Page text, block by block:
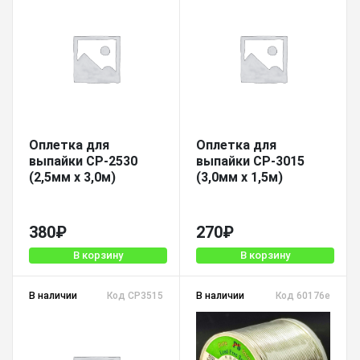
Оплетка для
выпайки CP-2530
(2,5мм х 3,0м)
380₽
В корзину
Оплетка для
выпайки CP-3015
(3,0мм х 1,5м)
270₽
В корзину
В наличии Код CP3515 В наличии Код 60176е